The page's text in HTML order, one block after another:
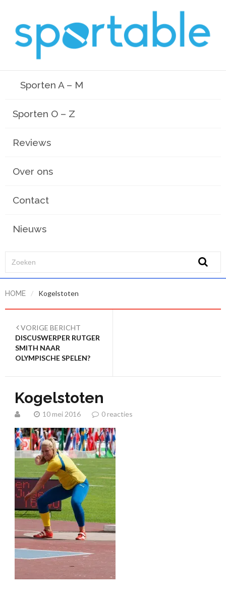
Sporten A – M
Sporten O – Z
Reviews
Over ons
Contact
Nieuws
HOME / Kogelstoten
VORIGE BERICHT
DISCUSWERPER RUTGER
SMITH NAAR
OLYMPISCHE SPELEN?
Kogelstoten
10 mei 2016 0 reacties